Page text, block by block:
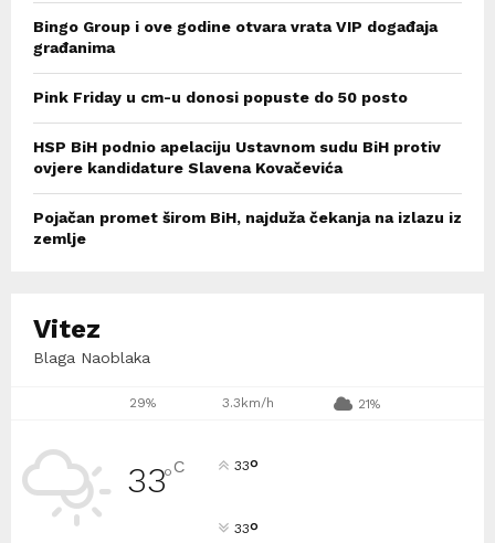
Bingo Group i ove godine otvara vrata VIP događaja
građanima
Pink Friday u cm-u donosi popuste do 50 posto
HSP BiH podnio apelaciju Ustavnom sudu BiH protiv
ovjere kandidature Slavena Kovačevića
Pojačan promet širom BiH, najduža čekanja na izlazu iz
zemlje
Vitez
Blaga Naoblaka
29% 3.3km/h 21%
33°C 33°
33°